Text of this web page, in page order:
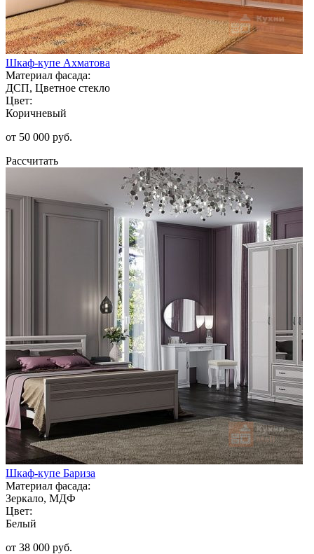
Шкаф-купе Ахматова
Материал фасада:
ДСП, Цветное стекло
Цвет:
Коричневый
от 50 000 руб.
Рассчитать
Шкаф-купе Бариза
Материал фасада:
Зеркало, МДФ
Цвет:
Белый
от 38 000 руб.